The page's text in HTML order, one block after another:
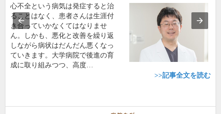
心不全という病気は発症すると治
ることはなく、患者さんは生涯付
き合っていかなくてはなりませ
ん。しかも、悪化と改善を繰り返
しながら病状はだんだん悪くなっ
ていきます。大学病院で後進の育
成に取り組みつつ、高度…
>>記事全文を読む